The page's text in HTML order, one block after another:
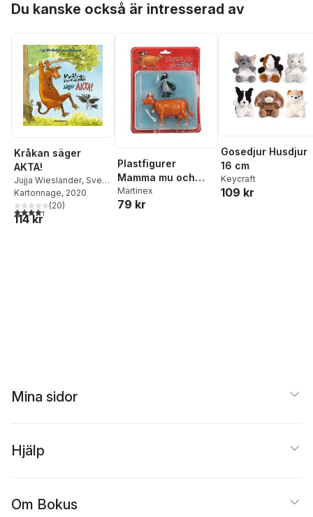
Du kanske också är intresserad av
Kråkan säger
AKTA!
Jujja Wieslander, Sven
Nordqvist
Kartonnage, 2020
4,3utav 5 stjärnor. Totalt antal röster:
(20)
114 kr
Plastfigurer
Mamma mu och
Kråkan
Martinex
79 kr
Gosedjur Husdjur
16 cm
Keycraft
109 kr
Mina sidor
Hjälp
Om Bokus